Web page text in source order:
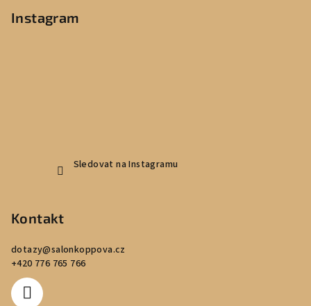
Instagram
Sledovat na Instagramu
Kontakt
dotazy@salonkoppova.cz
+420 776 765 766